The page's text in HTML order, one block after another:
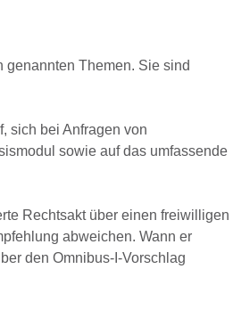
genannten Themen. Sie sind
sich bei Anfragen von
sowie auf das umfassende
Rechtsakt über einen freiwilligen
abweichen. Wann er
den Omnibus-I-Vorschlag